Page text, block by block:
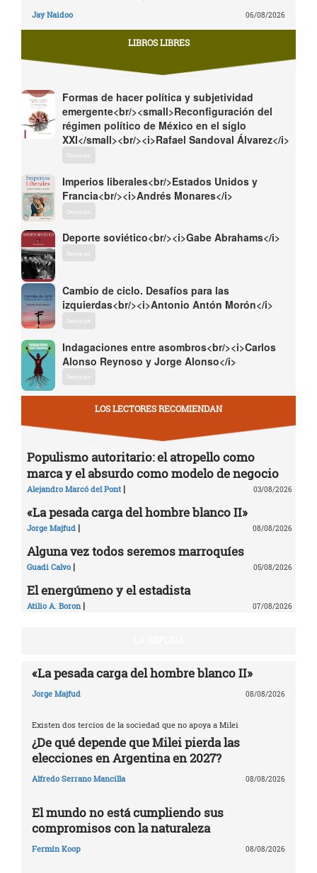
Jay Naidoo 06/08/2026
LIBROS LIBRES
Formas de hacer política y subjetividad
emergente<br/><small>Reconfiguración del
régimen político de México en el siglo
XXI</small><br/><i>Rafael Sandoval Álvarez</i>
Descargar
Imperios liberales<br/>Estados Unidos y
Francia<br/><i>Andrés Monares</i>
Descargar
Deporte soviético<br/><i>Gabe Abrahams</i>
Descargar
Cambio de ciclo. Desafíos para las
izquierdas<br/><i>Antonio Antón Morón</i>
Descargar
Indagaciones entre asombros<br/><i>Carlos
Alonso Reynoso y Jorge Alonso</i>
Descargar
LOS LECTORES RECOMIENDAN
Populismo autoritario: el atropello como
marca y el absurdo como modelo de negocio
Alejandro Marcó del Pont | 03/08/2026
«La pesada carga del hombre blanco II»
Jorge Majfud | 08/08/2026
Alguna vez todos seremos marroquíes
Guadi Calvo | 05/08/2026
El energúmeno y el estadista
Atilio A. Boron | 07/08/2026
«La pesada carga del hombre blanco II»
Jorge Majfud 08/08/2026
Existen dos tercios de la sociedad que no apoya a Milei
¿De qué depende que Milei pierda las
elecciones en Argentina en 2027?
Alfredo Serrano Mancilla 08/08/2026
El mundo no está cumpliendo sus
compromisos con la naturaleza
Fermín Koop 08/08/2026